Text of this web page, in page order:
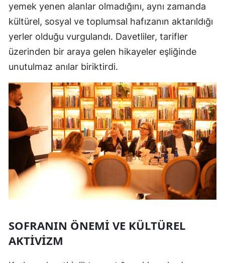
yemek yenen alanlar olmadığını, aynı zamanda
kültürel, sosyal ve toplumsal hafızanın aktarıldığı
yerler olduğu vurgulandı. Davetliler, tarifler
üzerinden bir araya gelen hikayeler eşliğinde
unutulmaz anılar biriktirdi.
SOFRANIN ÖNEMI VE KÜLTÜREL
AKTIVIZM